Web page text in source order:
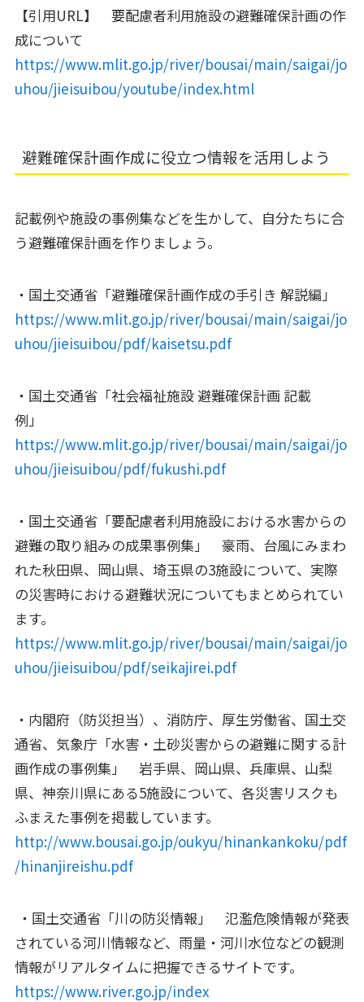
【引用URL】 要配慮者利用施設の避難確保計画の作
成について
https://www.mlit.go.jp/river/bousai/main/saigai/jo
uhou/jieisuibou/youtube/index.html
避難確保計画作成に役立つ情報を活用しよう
記載例や施設の事例集などを生かして、自分たちに合
う避難確保計画を作りましょう。
・ 国土交通省「避難確保計画作成の手引き 解説編」
https://www.mlit.go.jp/river/bousai/main/saigai/jo
uhou/jieisuibou/pdf/kaisetsu.pdf
・国土交通省「社会福祉施設 避難確保計画 記載
例」
https://www.mlit.go.jp/river/bousai/main/saigai/jo
uhou/jieisuibou/pdf/fukushi.pdf
・国土交通省「要配慮者利用施設における水害からの
避難の取り組みの成果事例集」 豪雨、台風にみまわ
れた秋田県、岡山県、埼玉県の3施設について、実際
の災害時における避難状況についてもまとめられてい
ます。
https://www.mlit.go.jp/river/bousai/main/saigai/jo
uhou/jieisuibou/pdf/seikajirei.pdf
・内閣府（防災担当）、消防庁、厚生労働省、国土交
通省、気象庁「水害・土砂災害からの避難に関する計
画作成の事例集」 岩手県、岡山県、兵庫県、山梨
県、神奈川県にある5施設について、各災害リスクも
ふまえた事例を掲載しています。
http://www.bousai.go.jp/oukyu/hinankankoku/pdf
/hinanjireishu.pdf
・国土交通省「川の防災情報」 氾濫危険情報が発表
されている河川情報など、雨量・河川水位などの観測
情報がリアルタイムに把握できるサイトです。
https://www.river.go.jp/index